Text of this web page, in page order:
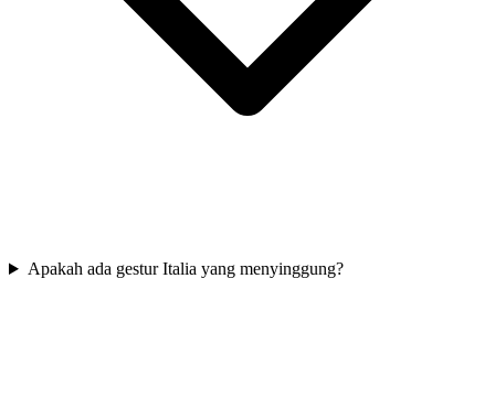
Apakah ada gestur Italia yang menyinggung?